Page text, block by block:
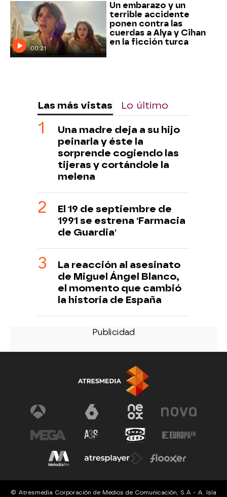
00:21
Un embarazo y un
terrible accidente
ponen contra las
cuerdas a Alya y Cihan
en la ficción turca
Las más vistas Lo último
Una madre deja a su hijo
peinarla y éste la
sorprende cogiendo las
tijeras y cortándole la
melena
El 19 de septiembre de
1991 se estrena 'Farmacia
de Guardia'
La reacción al asesinato
de Miguel Ángel Blanco,
el momento que cambió
la historia de España
© Atresmedia Corporación de Medios de Comunicación, S.A - A. Isla